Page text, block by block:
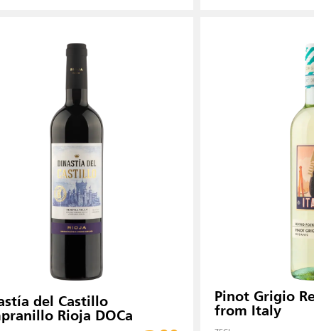
del Castillo
Rioja DOCa
Pinot Grigio
from Italy